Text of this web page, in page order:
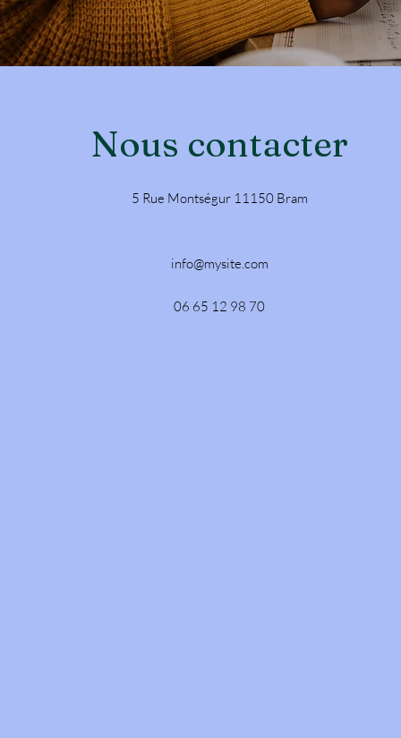
Nous contacter
5 Rue Montségur 11150 Bram
info@mysite.com
06 65 12 98 70